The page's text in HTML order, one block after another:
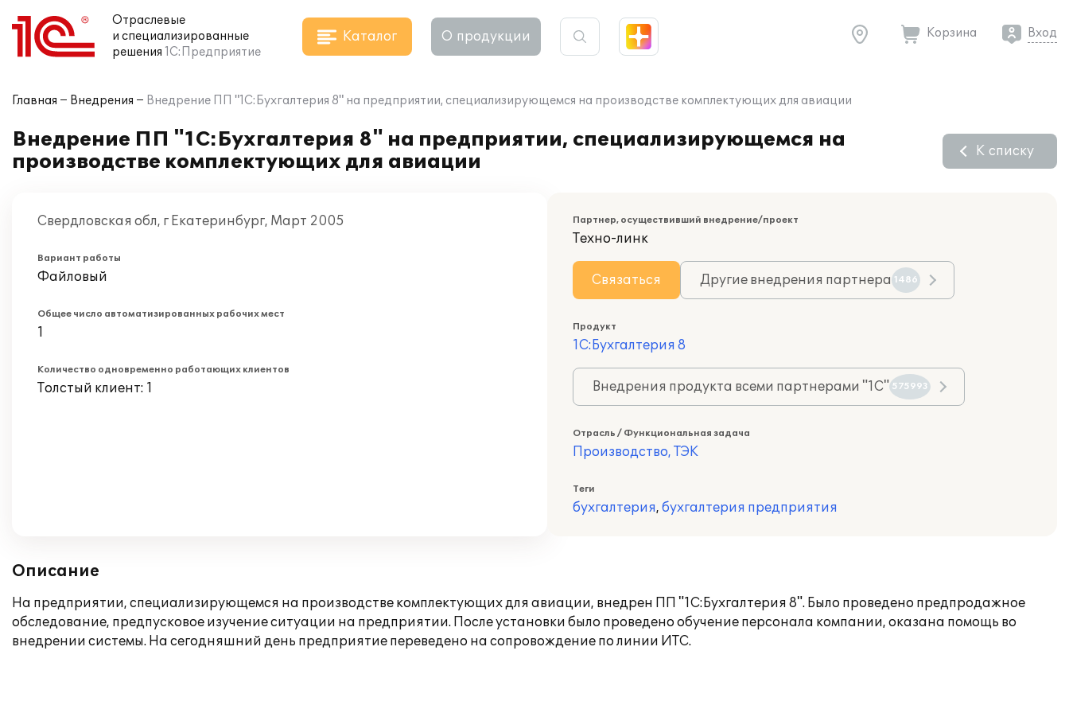
Отраслевые
и специализированные
решения 1С:Предприятие
Каталог О продукции Корзина Вход
Главная Внедрения Внедрение ПП "1С:Бухгалтерия 8" на предприятии, специализирующемся на производстве комплектующих для авиации
Внедрение ПП "1С:Бухгалтерия 8" на предприятии, специализирующемся на
производстве комплектующих для авиации
К списку
Свердловская обл, г Екатеринбург, Март 2005
Вариант работы
Файловый
Общее число автоматизированных рабочих мест
1
Количество одновременно работающих клиентов
Толстый клиент: 1
Партнер, осуществивший внедрение/проект
Техно-линк
Связаться Другие внедрения партнера 1486
Продукт
1С:Бухгалтерия 8
Внедрения продукта всеми партнерами "1С" 575993
Отрасль / Функциональная задача
Производство, ТЭК
Теги
бухгалтерия, бухгалтерия предприятия
Описание
На предприятии, специализирующемся на производстве комплектующих для авиации, внедрен ПП "1С:Бухгалтерия 8". Было проведено предпродажное
обследование, предпусковое изучение ситуации на предприятии. После установки было проведено обучение персонала компании, оказана помощь во
внедрении системы. На сегодняшний день предприятие переведено на сопровождение по линии ИТС.